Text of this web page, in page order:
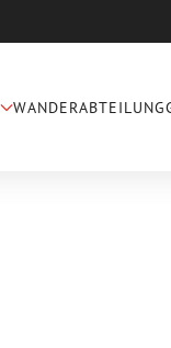
WANDERABTEILUNG